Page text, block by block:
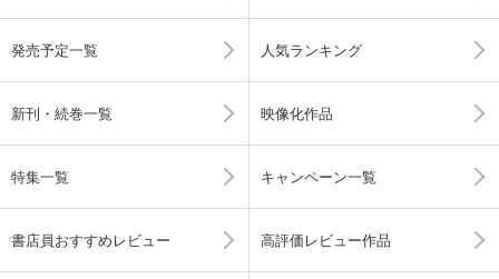
発売予定一覧 人気ランキング
新刊・続巻一覧 映像化作品
特集一覧 キャンペーン一覧
書店員おすすめレビュー 高評価レビュー作品